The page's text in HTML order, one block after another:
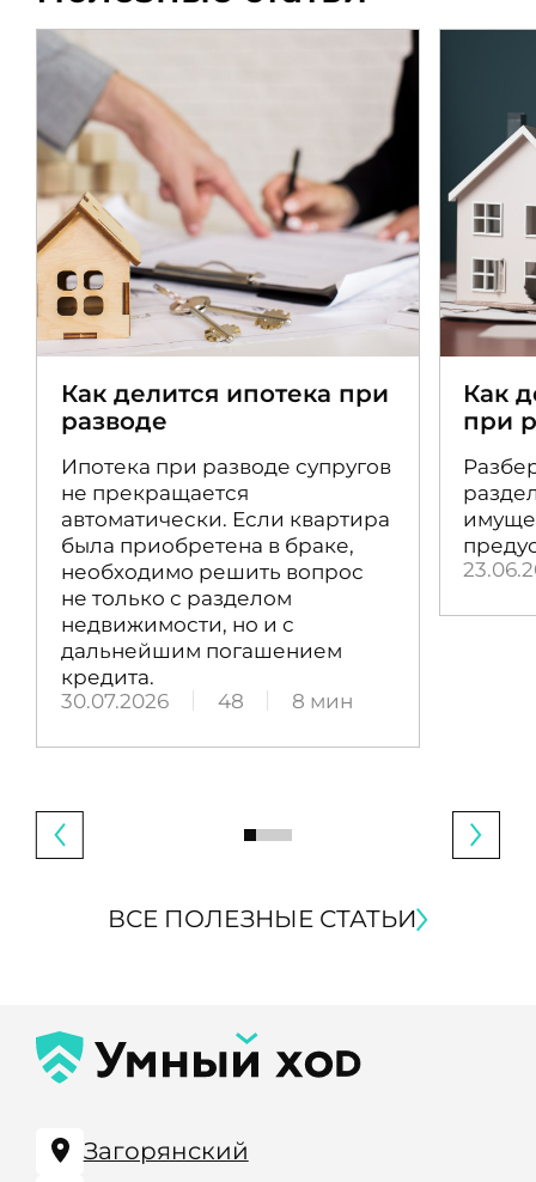
Как делится ипотека при
разводе
Ипотека при разводе супругов
не прекращается
автоматически. Если квартира
была приобретена в браке,
необходимо решить вопрос
не только с разделом
недвижимости, но и с
дальнейшим погашением
кредита.
30.07.2026
48 8 мин
Как
при
ВСЕ ПОЛЕЗНЫЕ СТАТЬИ
Загорянский